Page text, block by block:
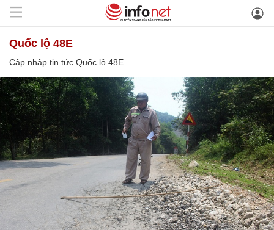
Quốc lộ 48E
Cập nhập tin tức Quốc lộ 48E